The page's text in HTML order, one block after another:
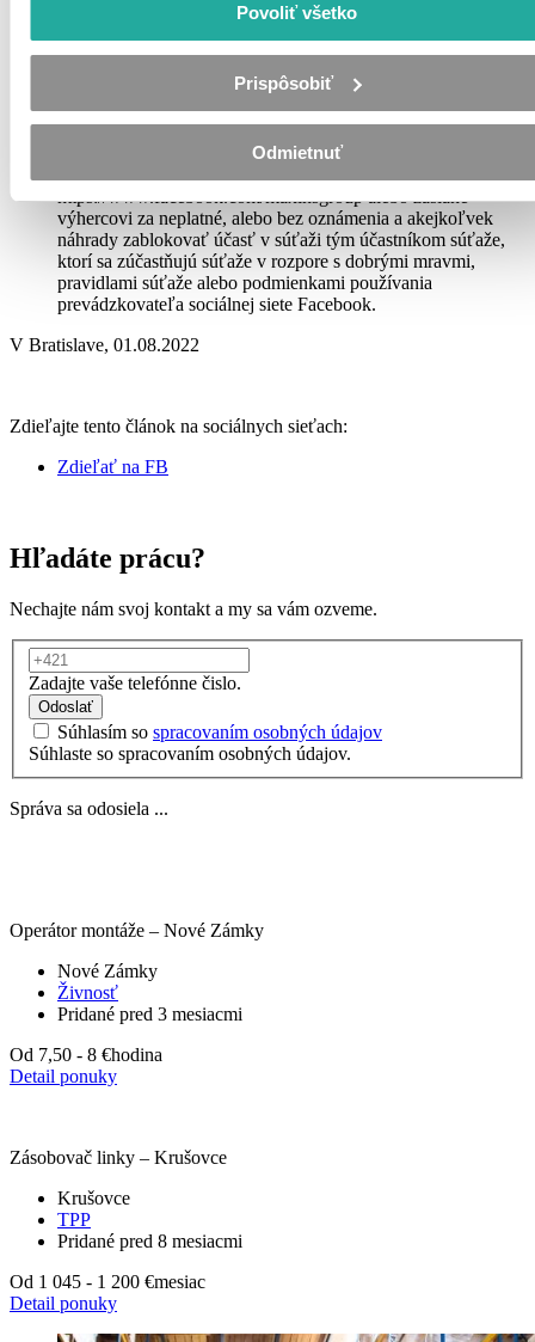
Povoliť všetko
Prispôsobiť
Odmietnuť
Usporiadateľ si vyhradzuje právo vylúčiť zo súťaže, ktorých
aktivita naznačuje podvodné, podozrivé alebo neštandardné
V prípade odôvodneného podozrenia z podvodu, zneužitia
alebo chyby týkajúcej sa riadneho usporiadania súťaže si
pozastaviť, zmeniť podmienky súťaže, vyhlásiť oznámenie o
https://www.facebook.com/maxinsgroup alebo zaslané
výhercovi za neplatné, alebo bez oznámenia a akejkoľvek
náhrady zablokovať účasť v súťaži tým účastníkom súťaže,
ktorí sa zúčastňujú súťaže v rozpore s dobrými mravmi,
pravidlami súťaže alebo podmienkami používania
prevádzkovateľa sociálnej siete Facebook.
V Bratislave, 01.08.2022
Zdieľajte tento článok na sociálnych sieťach:
Zdieľať na FB
Hľadáte prácu?
Nechajte nám svoj kontakt a my sa vám ozveme.
Zadajte vaše telefónne čislo.
Odoslať
Súhlasím so spracovaním osobných údajov
Súhlaste so spracovaním osobných údajov.
Správa sa odosiela ...
Operátor montáže – Nové Zámky
Nové Zámky
Živnosť
Pridané pred 3 mesiacmi
Od 7,50 - 8 €hodina
Detail ponuky
Zásobovač linky – Krušovce
Krušovce
TPP
Pridané pred 8 mesiacmi
Od 1 045 - 1 200 €mesiac
Detail ponuky